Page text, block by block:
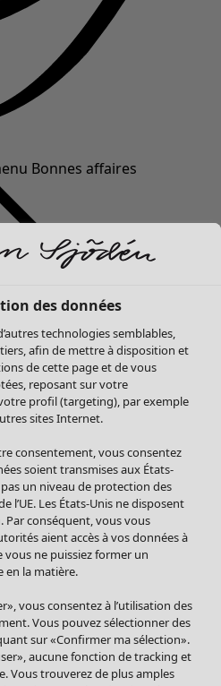
Bonnes affaires
des données
technologies semblables,
afin de mettre à disposition et
de cette page et de vous
reposant sur votre
profil (targeting), par exemple
sites Internet.
consentement, vous consentez
soient transmises aux États-
un niveau de protection des
l’UE. Les États-Unis ne disposent
Par conséquent, vous vous
aient accès à vos données à
vous ne puissiez former un
en la matière.
vous consentez à l’utilisation des
Vous pouvez sélectionner des
sur «Confirmer ma sélection».
aucune fonction de tracking et
Vous trouverez de plus amples